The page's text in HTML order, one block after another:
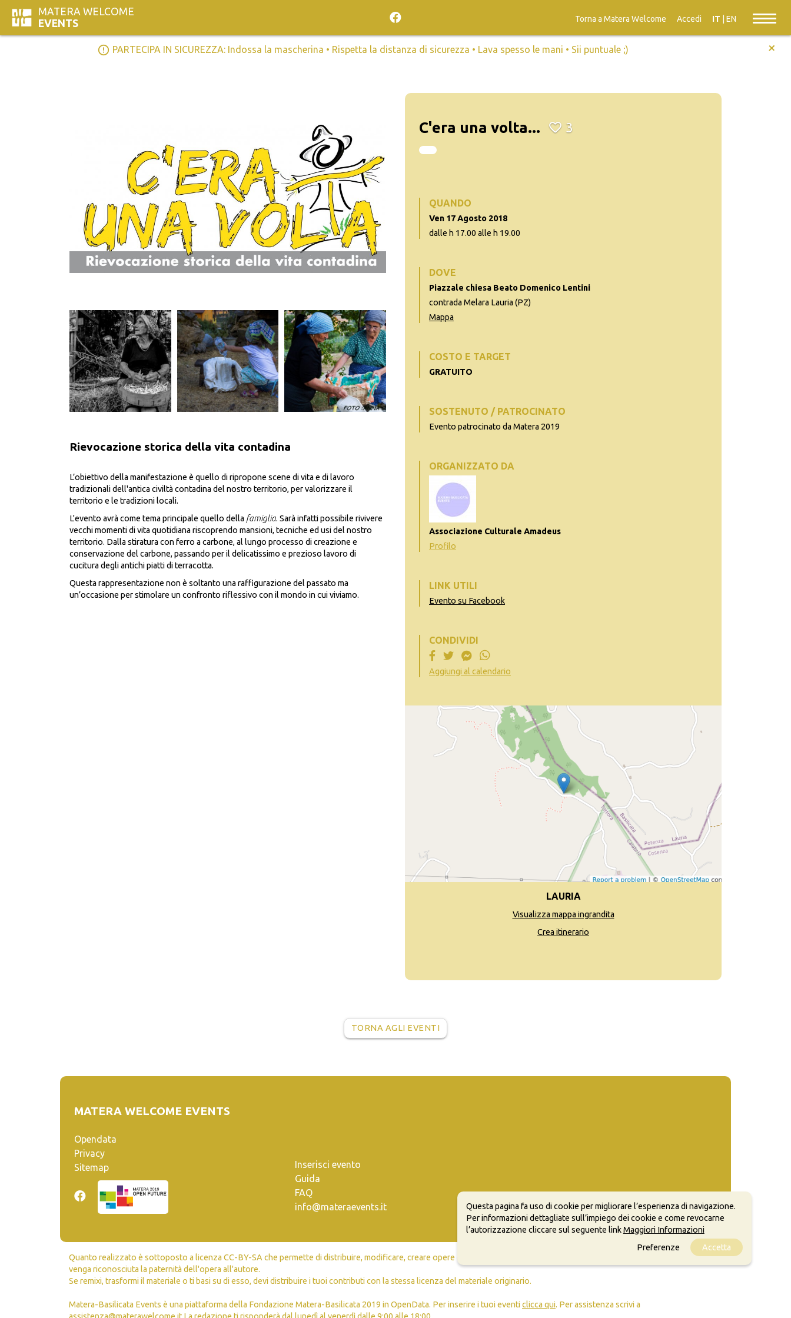
MATERA WELCOME
EVENTS
Torna a Matera Welcome Accedi IT EN
error_outline PARTECIPA IN SICUREZZA: Indossa la mascherina • Rispetta la distanza di sicurezza • Lava spesso le mani • Sii puntuale ;) +
Rievocazione storica della vita contadina
L’obiettivo della manifestazione è quello di ripropone scene di vita e di lavoro
tradizionali dell'antica civiltà contadina del nostro territorio, per valorizzare il
territorio e le tradizioni locali.
L'evento avrà come tema principale quello della famiglia. Sarà infatti possibile rivivere
vecchi momenti di vita quotidiana riscoprendo mansioni, tecniche ed usi del nostro
territorio. Dalla stiratura con ferro a carbone, al lungo processo di creazione e
conservazione del carbone, passando per il delicatissimo e prezioso lavoro di
cucitura degli antichi piatti di terracotta.
Questa rappresentazione non è soltanto una raffigurazione del passato ma
un’occasione per stimolare un confronto riflessivo con il mondo in cui viviamo.
C'era una volta... 3
QUANDO
Ven 17 Agosto 2018
dalle h 17.00 alle h 19.00
DOVE
Piazzale chiesa Beato Domenico Lentini
contrada Melara Lauria (PZ)
Mappa
COSTO E TARGET
GRATUITO
SOSTENUTO / PATROCINATO
Evento patrocinato da Matera 2019
ORGANIZZATO DA
Associazione Culturale Amadeus
Profilo
LINK UTILI
Evento su Facebook
CONDIVIDI
Aggiungi al calendario
LAURIA
Visualizza mappa ingrandita
Crea itinerario
TORNA AGLI EVENTI
MATERA WELCOME EVENTS
Opendata
Privacy
Sitemap
Inserisci evento
Guida
FAQ
info@materaevents.it
Quanto realizzato è sottoposto a licenza CC-BY-SA che permette di distribuire, modificare, creare opere derivate dall'originale, anche a scopi commerciali, a condizione che
venga riconosciuta la paternità dell'opera all'autore.
Se remixi, trasformi il materiale o ti basi su di esso, devi distribuire i tuoi contributi con la stessa licenza del materiale originario.
Matera-Basilicata Events è una piattaforma della Fondazione Matera-Basilicata 2019 in OpenData. Per inserire i tuoi eventi clicca qui. Per assistenza scrivi a
Questa pagina fa uso di cookie per migliorare l’esperienza di navigazione.
Per informazioni dettagliate sull’impiego dei cookie e come revocarne
l’autorizzazione cliccare sul seguente linkMaggiori Informazioni
Preferenze
Accetta